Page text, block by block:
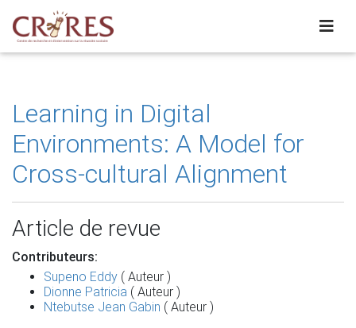
Learning in Digital
Environments: A Model for
Cross-cultural Alignment
Article de revue
Contributeurs:
Supeno Eddy ( Auteur )
Dionne Patricia ( Auteur )
Ntebutse Jean Gabin ( Auteur )